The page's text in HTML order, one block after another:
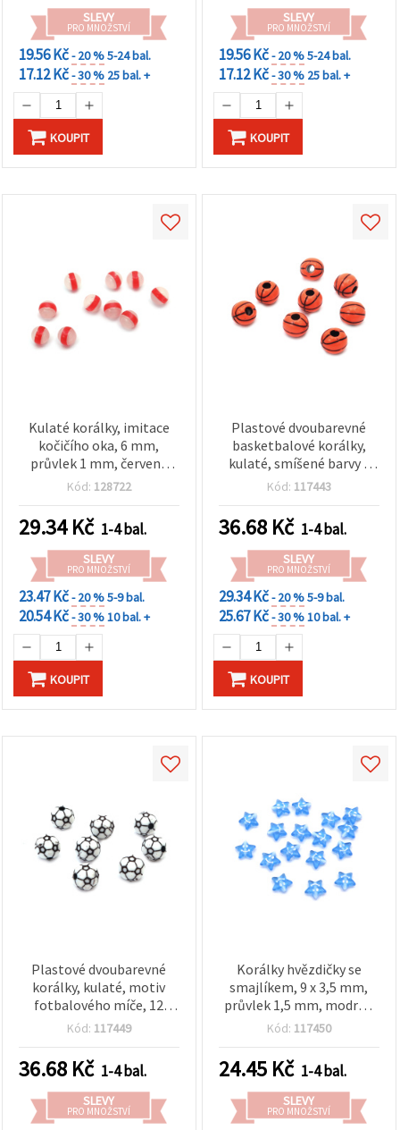
SLEVY
PRO MNOŽSTVÍ
19.56 Kč- 20 %5-24 bal.
17.12 Kč- 30 % 25 bal. +
KOUPIT
SLEVY
PRO MNOŽSTVÍ
19.56 Kč- 20 %5-24 bal.
17.12 Kč- 30 % 25 bal. +
KOUPIT
Kulaté korálky, imitace
kočičího oka, 6 mm,
průvlek 1 mm, červeně
pruhované, 50 ks
Kód: 128722
29.34Kč 1-4 bal.
SLEVY
PRO MNOŽSTVÍ
23.47 Kč- 20 %5-9 bal.
20.54 Kč- 30 %10 bal. +
KOUPIT
Plastové dvoubarevné
basketbalové korálky,
kulaté, smíšené barvy /
10×11,5 mm, otvor 3,5
Kód: 117443
36.68 Kč 1-4 bal.
SLEVY
PRO MNOŽSTVÍ
29.34 Kč- 20 %5-9 bal.
25.67 Kč- 30 %10 bal. +
KOUPIT
Plastové dvoubarevné
korálky, kulaté, motiv
fotbalového míče, 12
mm, průvlek 3 mm,
ks)
Kód: 117449
36.68 Kč 1-4 bal.
SLEVY
PRO MNOŽSTVÍ
Korálky hvězdičky se
smajlíkem, 9 x 3,5 mm,
průvlek 1,5 mm, modrá s
bílou, 20 g (~150 ks)
Kód: 117450
24.45 Kč 1-4 bal.
SLEVY
PRO MNOŽSTVÍ